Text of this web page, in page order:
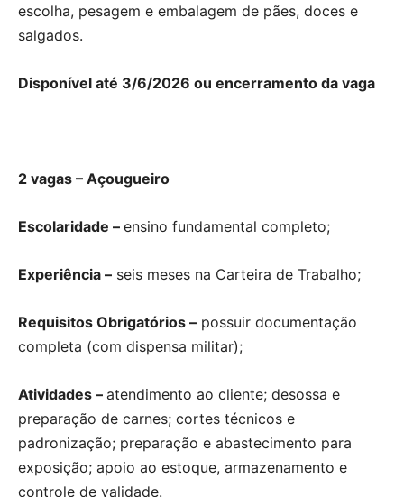
escolha, pesagem e embalagem de pães, doces e
salgados.
Disponível até 3/6/2026 ou encerramento da vaga
2 vagas – Açougueiro
Escolaridade – ensino fundamental completo;
Experiência – seis meses na Carteira de Trabalho;
Requisitos Obrigatórios – possuir documentação
completa (com dispensa militar);
Atividades – atendimento ao cliente; desossa e
preparação de carnes; cortes técnicos e
padronização; preparação e abastecimento para
exposição; apoio ao estoque, armazenamento e
controle de validade.